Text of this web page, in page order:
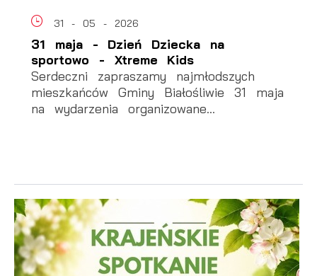
31 - 05 - 2026
31 maja - Dzień Dziecka na
sportowo - Xtreme Kids
Serdeczni zapraszamy najmłodszych
mieszkańców Gminy Białośliwie 31 maja
na wydarzenia organizowane...